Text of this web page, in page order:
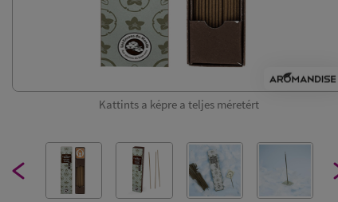
Kattints a képre a teljes méretért